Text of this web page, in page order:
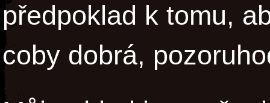
předpoklad k tomu,
coby dobrá,